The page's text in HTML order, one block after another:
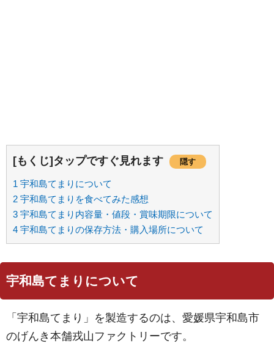
[もくじ]タップですぐ見れます 隠す
1 宇和島てまりについて
2 宇和島てまりを食べてみた感想
3 宇和島てまり内容量・値段・賞味期限について
4 宇和島てまりの保存方法・購入場所について
宇和島てまりについて
「宇和島てまり」を製造するのは、愛媛県宇和島市
のげんき本舗戎山ファクトリーです。